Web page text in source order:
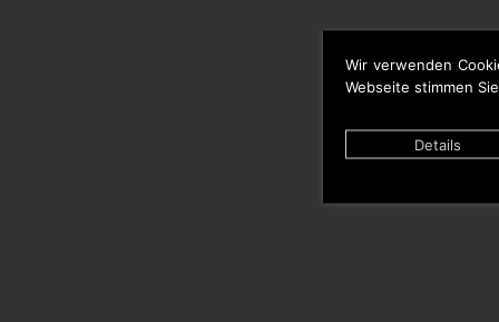
Wir verwenden
Webseite stimmen
Details